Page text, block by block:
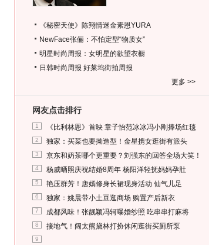
《秘密天使》陈翔情迷金素恩YURA
NewFace张俪：不怕定型“物质女”
明星时尚周报：女明星的欲望衣橱
日韩时尚周报 好莱坞街拍周报
更多 >>
网友点击排行
1 《比利林恩》首映 章子怡范冰冰冯小刚捧场红毯
2 独家：买菜也要拗造型！金星携女逛街有派头
3 京东和奶茶哪个更重要？刘强东的回答全场大笑！
4 杨威晒照庆祝结婚8周年 杨阳洋轻抚妈妈孕肚
5 艳压群芳！唐嫣修身长裙现身活动 仙气儿足
6 独家：姚晨带小土豆逛商场 购置产后新衣
7 成都风味！张靓颖冯轲曝婚纱照 吃串串打麻将
8 接地气！阔太熊黛林打扮休闲逛街买厕所泵
9